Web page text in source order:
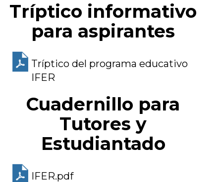
Tríptico informativo
para aspirantes
Tríptico del programa educativo
IFER
Cuadernillo para
Tutores y
Estudiantado
IFER.pdf